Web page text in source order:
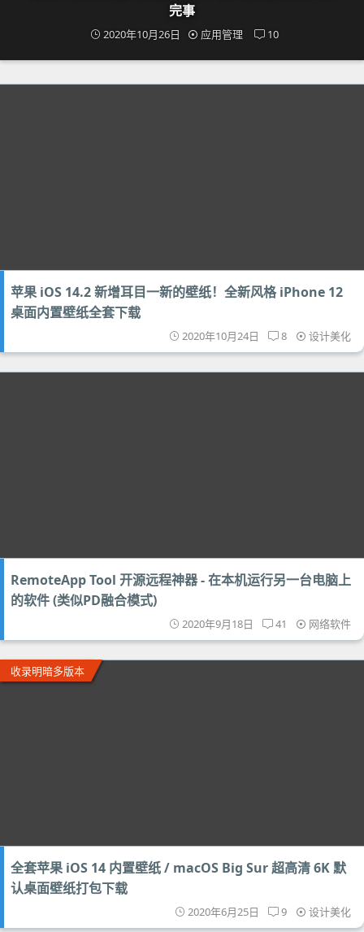
完事
2020年10月26日 应用管理 10
苹果 iOS 14.2 新增耳目一新的壁纸！全新风格 iPhone 12
桌面内置壁纸全套下载
2020年10月24日 8 设计美化
RemoteApp Tool 开源远程神器 - 在本机运行另一台电脑上
的软件 (类似PD融合模式)
2020年9月18日 41 网络软件
收录明暗多版本
全套苹果 iOS 14 内置壁纸 / macOS Big Sur 超高清 6K 默
认桌面壁纸打包下载
2020年6月25日 9 设计美化